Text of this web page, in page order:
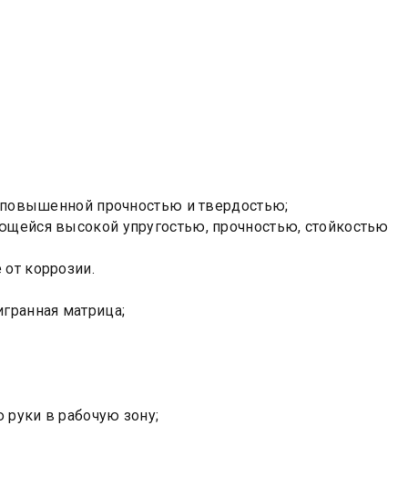
повышенной прочностью и твердостью;
высокой упругостью, прочностью, стойкостью
коррозии.
матрица;
руки в рабочую зону;